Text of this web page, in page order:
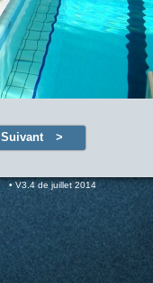
Suivant
V3.4 de juillet 2014